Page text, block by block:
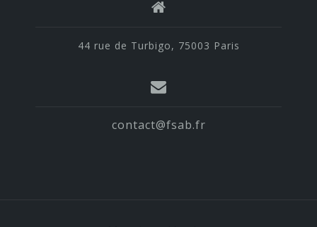
44 rue de Turbigo, 75003 Paris
contact@fsab.fr